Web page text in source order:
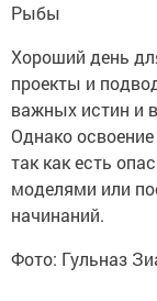
Рыбы
Хороший день
проекты и
важных истин и
Однако
так как есть
моделями или
начинаний.
Фото: Гульназ